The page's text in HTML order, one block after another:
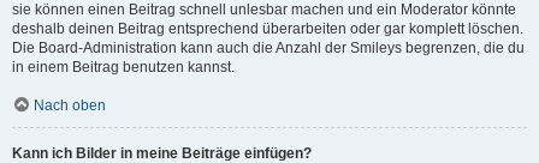
sie können einen Beitrag schnell unlesbar machen und ein Moderator könnte
deshalb deinen Beitrag entsprechend überarbeiten oder gar komplett löschen.
Die Board-Administration kann auch die Anzahl der Smileys begrenzen, die du
in einem Beitrag benutzen kannst.
Nach oben
Kann ich Bilder in meine Beiträge einfügen?